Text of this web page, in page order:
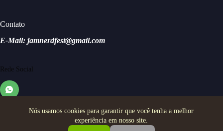
Nós usamos cookies para garantir que você tenha a melhor
experiência em nosso site.
Contato
E-Mail: jamnerdfest@gmail.com
Rede Social